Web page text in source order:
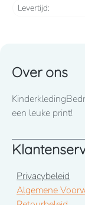
300 grams
Levertijd:
Over ons
een leuke print!
Privacybeleid
Algemene